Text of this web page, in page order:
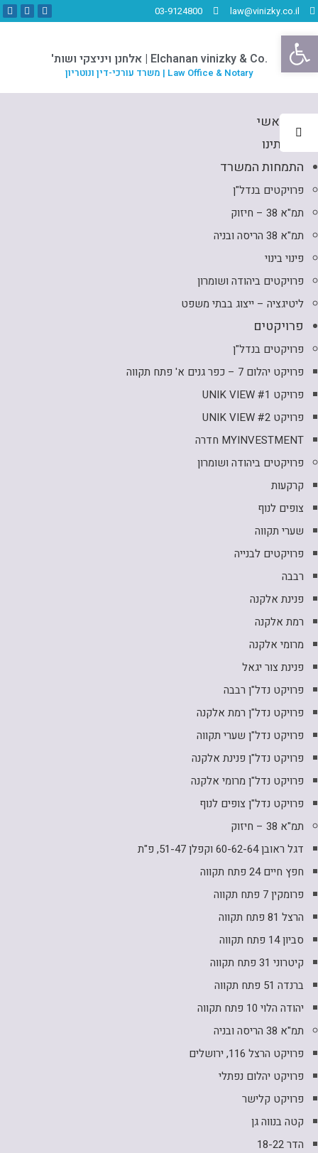
law@vinizky.co.il
03-9124800
.Elchanan vinizky & Co | אלחנן ויניצקי ושות'
Law Office & Notary | משרד עורכי-דין ונוטריון
דף ראשי
אודותינו
התמחות המשרד
פרויקטים בנדל"ן
תמ"א 38 – חיזוק
תמ"א 38 הריסה ובניה
פינוי בינוי
פרויקטים ביהודה ושומרון
ליטיגציה – ייצוג בבתי משפט
פרויקטים
פרויקטים בנדל"ן
פרויקט יהלום 7 – כפר גנים א' פתח תקווה
פרויקט UNIK VIEW #1
פרויקט UNIK VIEW #2
MYINVESTMENT חדרה
פרויקטים ביהודה ושומרון
קרקעות
צופים לנוף
שערי תקווה
פרויקטים לבנייה
רבבה
פנינת אלקנה
רמת אלקנה
מרומי אלקנה
פנינת צור יגאל
פרויקט נדל"ן רבבה
פרויקט נדל"ן רמת אלקנה
פרויקט נדל"ן שערי תקווה
פרויקט נדל"ן פנינת אלקנה
פרויקט נדל"ן מרומי אלקנה
פרויקט נדל"ן צופים לנוף
תמ"א 38 – חיזוק
דגל ראובן 60-62-64 וקפלן 51-47, פ"ת
חפץ חיים 24 פתח תקווה
פרומקין 7 פתח תקווה
הרצל 81 פתח תקווה
סביון 14 פתח תקווה
קיטרוני 31 פתח תקווה
ברנדה 51 פתח תקווה
יהודה הלוי 10 פתח תקווה
תמ"א 38 הריסה ובניה
פרויקט הרצל 116, ירושלים
פרויקט יהלום נפתלי
פרויקט קלישר
קטה בנווה גן
הדר 18-22
פתח סרגל נגישות